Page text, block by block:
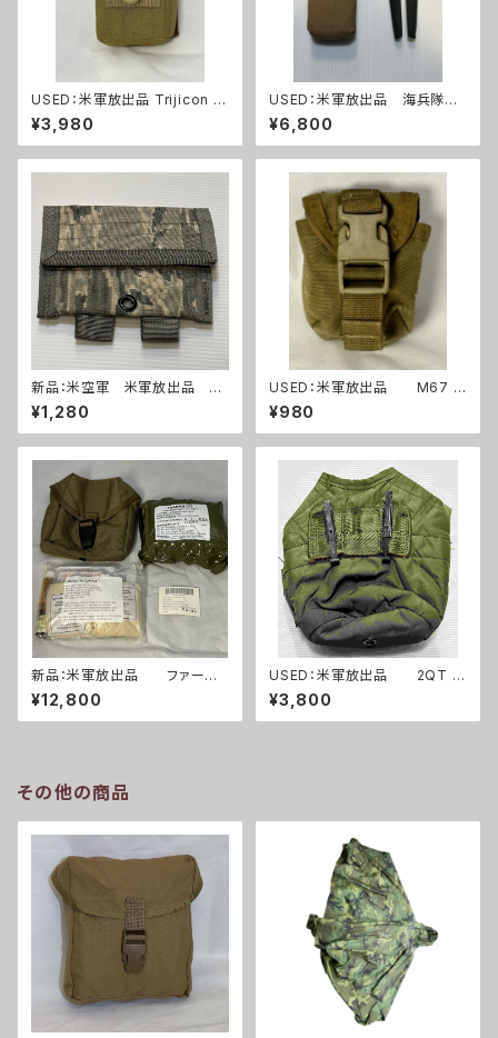
USED：米軍放出品 Trijicon A
COG RCO トリジコン アコグ
ポーチ タンカラー(A288)
¥3,980
USED：米軍放出品 海兵隊
ワイヤーカッター+ポーチ(A0
264)
¥6,800
新品：米空軍 米軍放出品 デ
ジタルタイガー迷彩 ABU ユー
ティリティーポーチ(A0263)
¥1,280
USED：米軍放出品 M67 グ
レネードポーチ コヨーテ USM
C 海兵隊(A0262)
¥980
新品：米軍放出品 ファースト
エイドキット トラウマキット
フルセット(A0261)
¥12,800
USED：米軍放出品 2QT キ
ャンティーンポーチ OD(A025
3)
¥3,800
その他の商品